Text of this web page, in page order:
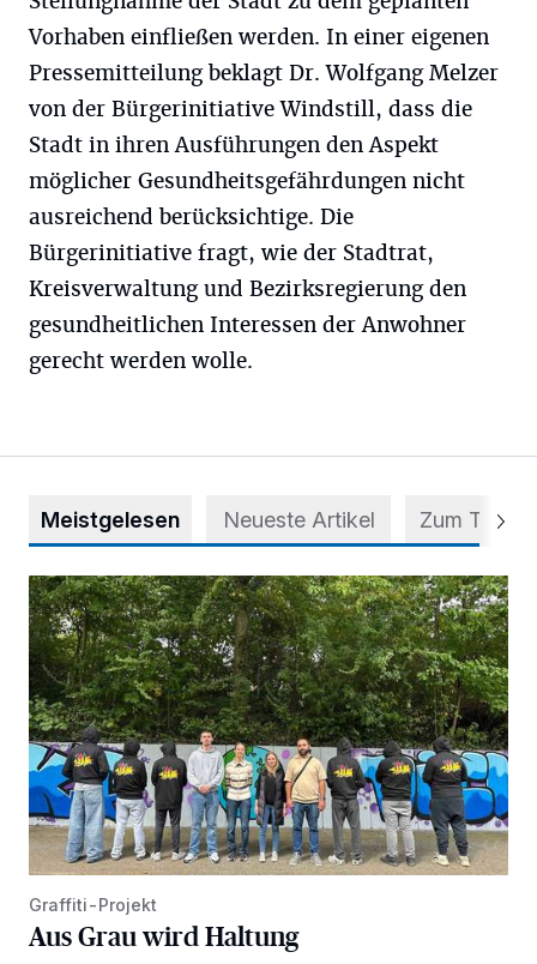
Vorhaben einfließen werden. In einer eigenen
Pressemitteilung beklagt Dr. Wolfgang Melzer
von der Bürgerinitiative Windstill, dass die
Stadt in ihren Ausführungen den Aspekt
möglicher Gesundheitsgefährdungen nicht
ausreichend berücksichtige. Die
Bürgerinitiative fragt, wie der Stadtrat,
Kreisverwaltung und Bezirksregierung den
gesundheitlichen Interessen der Anwohner
gerecht werden wolle.
Meistgelesen Neueste Artikel Zum Thema
Aus Grau wird Haltung
Graffiti-Projekt
Aus Grau wird Haltung